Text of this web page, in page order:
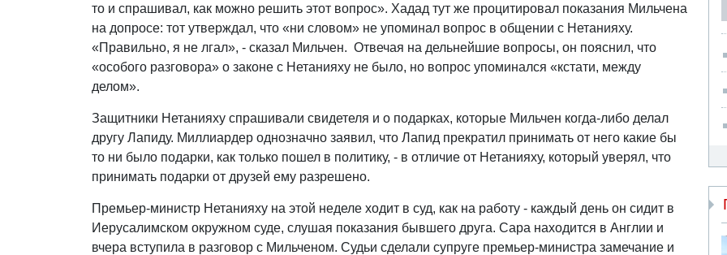
то и спрашивал, как можно решить этот вопрос». Хадад тут же процитировал показания Мильчена
на допросе: тот утверждал, что «ни словом» не упоминал вопрос в общении с Нетанияху.
«Правильно, я не лгал», - сказал Мильчен. Отвечая на дельнейшие вопросы, он пояснил, что
«особого разговора» о законе с Нетанияху не было, но вопрос упоминался «кстати, между
делом».
Защитники Нетанияху спрашивали свидетеля и о подарках, которые Мильчен когда-либо делал
другу Лапиду. Миллиардер однозначно заявил, что Лапид прекратил принимать от него какие бы
то ни было подарки, как только пошел в политику, - в отличие от Нетанияху, который уверял, что
принимать подарки от друзей ему разрешено.
Премьер-министр Нетанияху на этой неделе ходит в суд, как на работу - каждый день он сидит в
Иерусалимском окружном суде, слушая показания бывшего друга. Сара находится в Англии и
вчера вступила в разговор с Мильченом. Судьи сделали супруге премьер-министра замечание и